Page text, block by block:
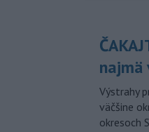
najmä
Výstrahy
väčšine
okresoch